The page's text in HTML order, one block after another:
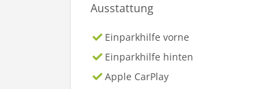
Ausstattung
Einparkhilfe vorne
Einparkhilfe hinten
Apple CarPlay